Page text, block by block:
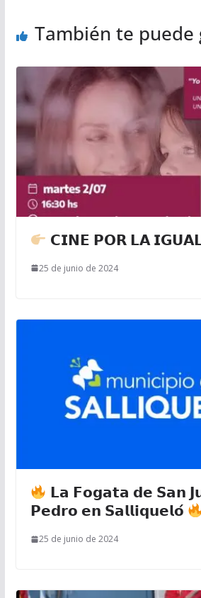
También te puede
𝗖𝗜𝗡𝗘 𝗣𝗢𝗥 𝗟𝗔
25 de junio de 2024
𝗟𝗮 𝗙𝗼𝗴𝗮𝘁𝗮 𝗱𝗲 𝗦𝗮𝗻
𝗣𝗲𝗱𝗿𝗼 𝗲𝗻 𝗦𝗮𝗹𝗹𝗶𝗾𝘂𝗲𝗹𝗼́
25 de junio de 2024